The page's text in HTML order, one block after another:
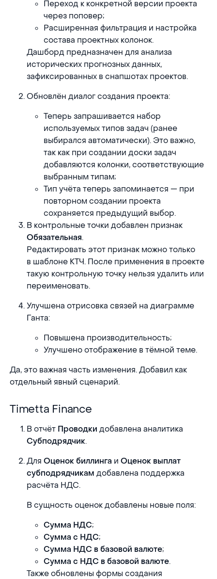
Переход к конкретной версии проекта
через поповер;
Расширенная фильтрация и настройка
состава проектных колонок.
Дашборд предназначен для анализа
исторических прогнозных данных,
зафиксированных в снапшотах проектов.
Обновлён диалог создания проекта:
Теперь запрашивается набор
используемых типов задач (ранее
выбирался автоматически). Это важно,
так как при создании доски задач
добавляются колонки, соответствующие
выбранным типам;
Тип учёта теперь запоминается — при
повторном создании проекта
сохраняется предыдущий выбор.
В контрольные точки добавлен признак
Обязательная.
Редактировать этот признак можно только
в шаблоне КТЧ. После применения в проекте
такую контрольную точку нельзя удалить или
переименовать.
Улучшена отрисовка связей на диаграмме
Ганта:
Повышена производительность;
Улучшено отображение в тёмной теме.
Да, это важная часть изменения. Добавил как
отдельный явный сценарий.
Timetta Finance
Timetta Finance
В отчёт Проводки добавлена аналитика
Субподрядчик.
ДляОценок биллинга иОценок выплат
субподрядчикам добавлена поддержка
расчёта НДС.
В сущность оценок добавлены новые поля:
Сумма НДС;
Сумма с НДС;
Сумма НДС в базовой валюте;
Сумма с НДС в базовой валюте.
Также обновлены формы создания